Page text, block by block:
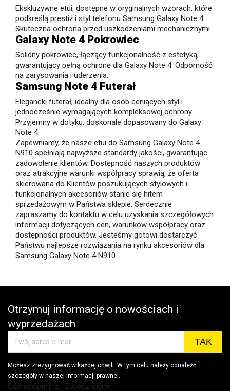
Ekskluzywne etui, dostępne w oryginalnych wzorach, które
podkreślą prestiż i styl telefonu Samsung Galaxy Note 4.
Skuteczna ochrona przed uszkodzeniami mechanicznymi.
Galaxy Note 4 Pokrowiec
Solidny pokrowiec, łączący funkcjonalność z estetyką,
gwarantujący pełną ochronę dla Galaxy Note 4. Odporność
na zarysowania i uderzenia.
Samsung Note 4 Futerał
Elegancki futerał, idealny dla osób ceniących styl i
jednocześnie wymagających kompleksowej ochrony.
Przyjemny w dotyku, doskonale dopasowany do Galaxy
Note 4.
Zapewniamy, że nasze etui do Samsung Galaxy Note 4
N910 spełniają najwyższe standardy jakości, gwarantując
zadowolenie klientów. Dostępność naszych produktów
oraz atrakcyjne warunki współpracy sprawią, że oferta
skierowana do Klientów poszukujących stylowych i
funkcjonalnych akcesoriów stanie się hitem
sprzedażowym w Państwa sklepie. Serdecznie
zapraszamy do kontaktu w celu uzyskania szczegółowych
informacji dotyczących cen, warunków współpracy oraz
dostępności produktów. Jesteśmy gotowi dostarczyć
Państwu najlepsze rozwiązania na rynku akcesoriów dla
Samsung Galaxy Note 4 N910.
Otrzymuj informację o nowościach i
wyprzedażach
Możesz zrezygnować w każdej chwili. W tym celu należy odnaleźć
szczegóły w naszej informacji prawnej.
Oświadczam, iż... Zobacz więcej